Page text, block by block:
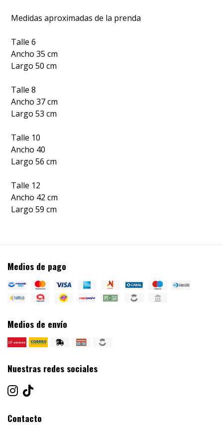
Medidas aproximadas de la prenda
Talle 6
Ancho 35 cm
Largo 50 cm
Talle 8
Ancho 37 cm
Largo 53 cm
Talle 10
Ancho 40
Largo 56 cm
Talle 12
Ancho 42 cm
Largo 59 cm
Medios de pago
Medios de envío
Nuestras redes sociales
Contacto